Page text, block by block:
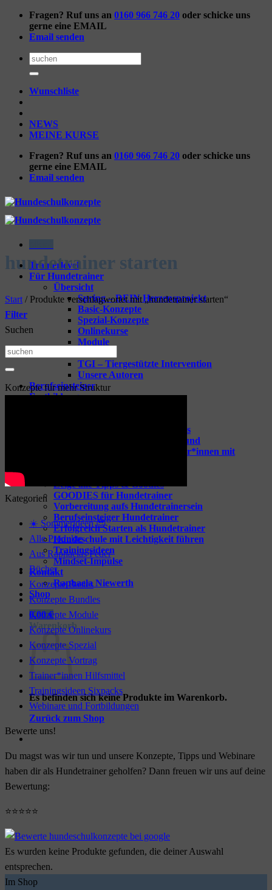
Zum
springen
Fragen? Ruf uns an 0160 966 746 20 oder schicke uns
gerne eine EMAIL
Email senden
Suchen
nach:
Wunschliste
NEWS
MEINE KURSE
Fragen? Ruf uns an 0160 966 746 20 oder schicke uns
gerne eine EMAIL
Email senden
Trainerlevel
Für Hundetrainer
Übersicht
Spring – DEIN Herzensprojekt
Basic-Konzepte
Spezial-Konzepte
Onlinekurse
Module
TGI – Tiergestützte Intervention
Unsere Autoren
Berufseinsteiger
Fortbildungen
Webinare für dein Business
Webinare rund um den Hund
Coaching für Hundetrainer*innen mit
Zeige alle Tipps & Goodies
GOODIES für Hundetrainer
Vorbereitung aufs Hundetrainersein
Berufseinsteiger Hundetrainer
Erfolgreich Starten als Hundetrainer
Hundeschule mit Leichtigkeit führen
Trainingsideen
Mindset-Impulse
Kontakt
Raphaela Niewerth
Shop
0,00€
Warenkorb
Es befinden sich keine Produkte im Warenkorb.
Zurück zum Shop
hundetrainer starten
Start / Produkte verschlagwortet mit „hundetrainer starten“
Filter
Suchen
Suchen
nach:
Konzepte für mehr Struktur
Kategorien
☀️ Sommerideen 😎
Alle Produkte
Aus Raphaelas Feder
Bücher
Konzepte Basics
Konzepte Bundles
Konzepte Module
Konzepte Onlinekurs
Konzepte Spezial
Konzepte Vortrag
Trainer*innen Hilfsmittel
Trainingsideen Sixpacks
Webinare und Fortbildungen
Bewerte uns!
Du magst was wir tun und unsere Konzepte, Tipps und Webinare
haben dir als Hundetrainer geholfen? Dann freuen wir uns auf deine
Bewertung:
⭐⭐⭐⭐⭐
Es wurden keine Produkte gefunden, die deiner Auswahl
entsprechen.
Im Shop